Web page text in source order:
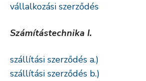
vállalkozási szerződés
Számítástechnika I.
szállítási szerződés a.)
szállítási szerződés b.)